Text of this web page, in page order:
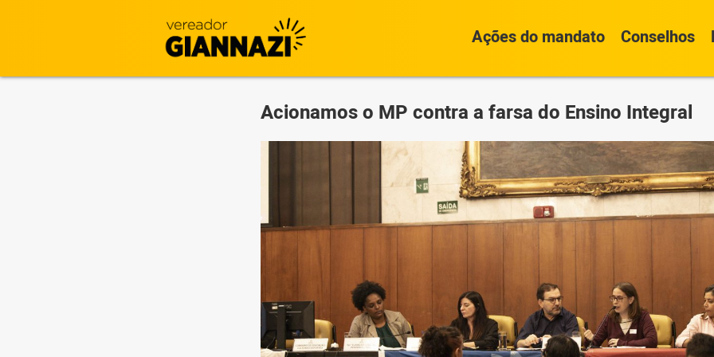
Ações do mandato Conselhos
Acionamos o MP contra a farsa do Ensino Integral